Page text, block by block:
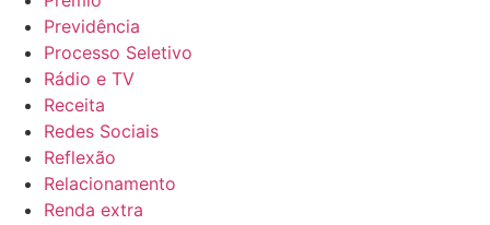
Previdência
Processo Seletivo
Rádio e TV
Receita
Redes Sociais
Reflexão
Relacionamento
Renda extra